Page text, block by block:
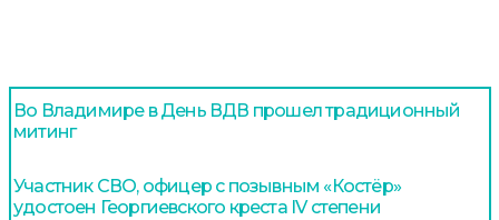
Во Владимире в День ВДВ прошел традиционный
митинг
Участник СВО, офицер с позывным «Костёр»
удостоен Георгиевского креста IV степени